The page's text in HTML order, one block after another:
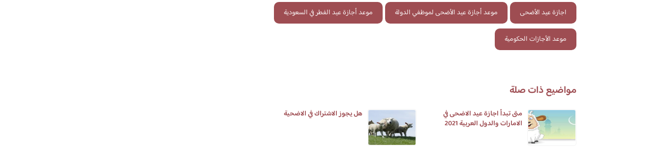
اجازة عيد الأضحى موعد أجازة عيد الأضحى لموظفي الدولة موعد أجازة عيد الفطر في السعودية
موعد الأجازات الحكومية
مواضيع ذات صلة
متى تبدأ اجازة عيد الاضحى في
الامارات والدول العربية 2021
هل يجوز الاشتراك في الاضحية